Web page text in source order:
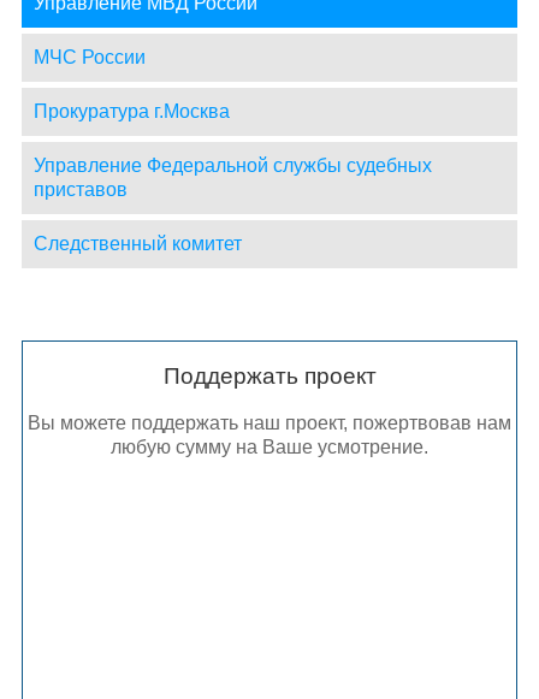
МЧС России
Прокуратура г.Москва
Управление Федеральной службы судебных
приставов
Следственный комитет
Поддержать проект
Вы можете поддержать наш проект, пожертвовав нам
любую сумму на Ваше усмотрение.